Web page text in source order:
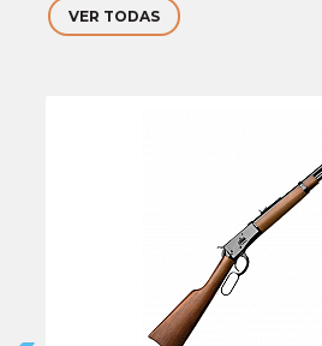
VER TODAS